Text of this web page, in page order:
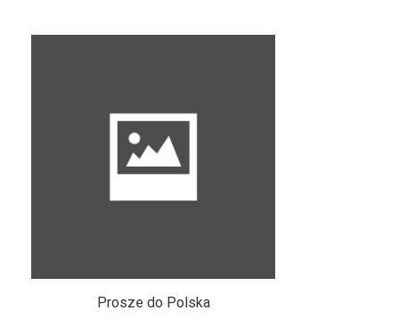
Prosze do Polska